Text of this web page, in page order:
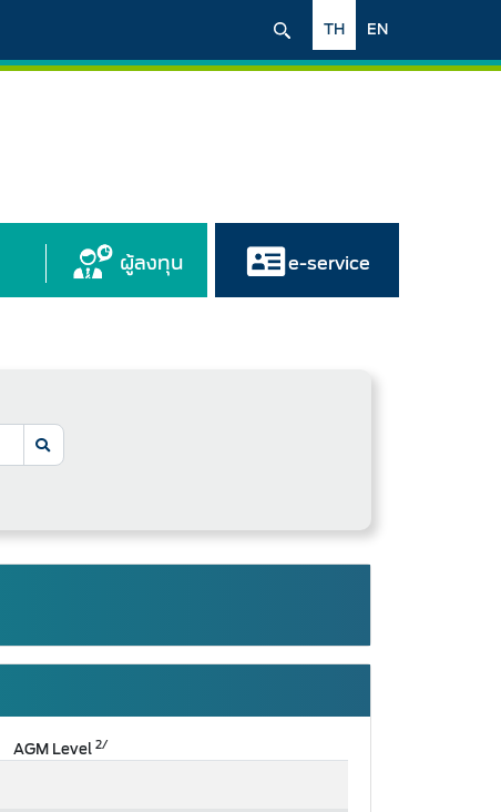
EN
TH
ผู้ลงทุน e-service
AGM Level2/